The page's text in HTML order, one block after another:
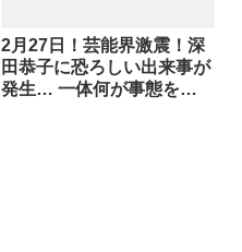
2月27日！芸能界激震！深
田恭子に恐ろしい出来事が
発生… 一体何が事態をこ